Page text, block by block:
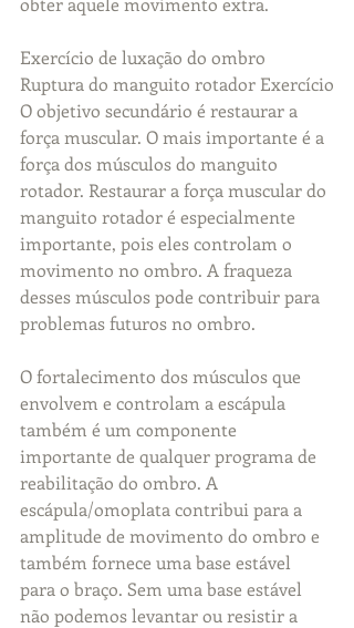
Exercício de luxação do ombro
Ruptura do manguito rotador Exercício
O objetivo secundário é restaurar a
força muscular. O mais importante é a
força dos músculos do manguito
rotador. Restaurar a força muscular do
manguito rotador é especialmente
importante, pois eles controlam o
movimento no ombro. A fraqueza
desses músculos pode contribuir para
problemas futuros no ombro.
O fortalecimento dos músculos que
envolvem e controlam a escápula
também é um componente
importante de qualquer programa de
reabilitação do ombro. A
escápula/omoplata contribui para a
amplitude de movimento do ombro e
também fornece uma base estável
para o braço. Sem uma base estável
não podemos levantar ou resistir a